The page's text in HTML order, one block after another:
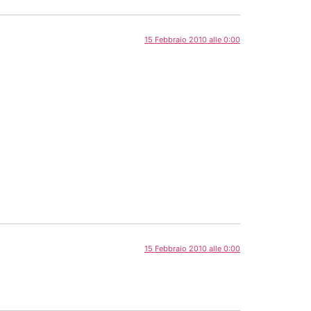
15 Febbraio 2010 alle 0:00
15 Febbraio 2010 alle 0:00